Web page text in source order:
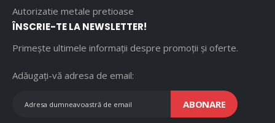
Autorizatie metale pretioase
ÎNSCRIE-TE LA NEWSLETTER!
Primește ultimele informații despre promoții și oferte.
Adăugați-vă adresa de email:
ABONARE